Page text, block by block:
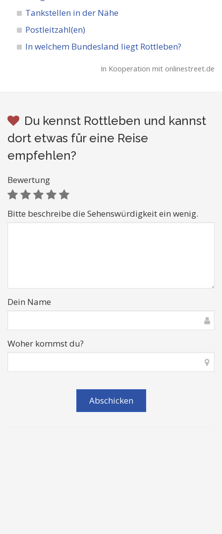
Tankstellen in der Nähe
Postleitzahl(en)
In welchem Bundesland liegt Rottleben?
In Kooperation mit onlinestreet.de
Du kennst Rottleben und kannst
dort etwas für eine Reise
empfehlen?
Bewertung
Bitte beschreibe die Sehenswürdigkeit ein wenig.
Dein Name
Woher kommst du?